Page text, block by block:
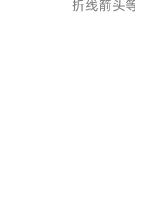
折线箭头等